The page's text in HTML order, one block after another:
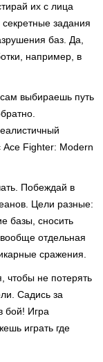
их с лица
задания
баз. Да,
например, в
выбираешь путь
Ace Fighter: Modern
Побеждай в
Цели разные:
базы, сносить
отдельная
сражения.
чтобы не потерять
Садись за
бой! Игра
играть где